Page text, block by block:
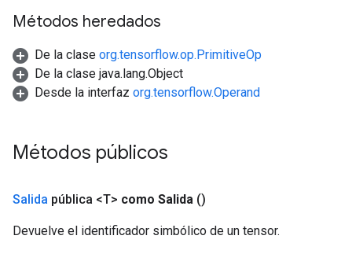
Métodos heredados
De la clase org.tensorflow.op.PrimitiveOp
De la clase java.lang.Object
Desde la interfaz org.tensorflow.Operand
Métodos públicos
Salida pública <T> como Salida ()
Devuelve el identificador simbólico de un tensor.